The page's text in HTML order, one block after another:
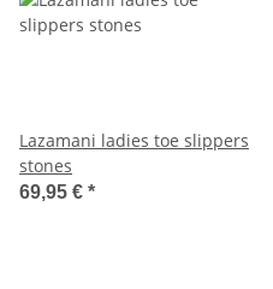
Lazamani ladies toe slippers
stones
69,95 € *